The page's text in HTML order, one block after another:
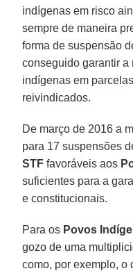
indígenas em risco
sempre de maneira
forma de suspensão
conseguido garantir
indígenas em
reivindicados.
De março de 2016 a
para 17 suspensões
STF favoráveis aos
suficientes para a
e constitucionais.
Para os Povos
gozo de uma
como, por exemplo, o